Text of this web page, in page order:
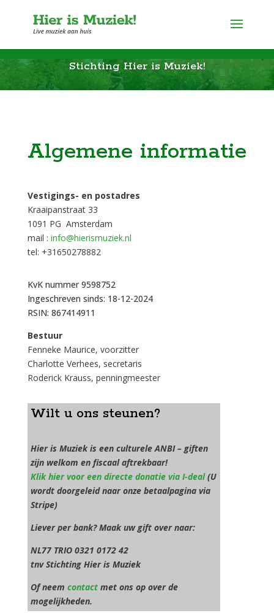
Stichting Hier is Muziek!
Algemene informatie
Vestigings- en postadres
Kraaipanstraat 33
1091 PG Amsterdam
mail : info@hierismuziek.nl
tel: +31650278882
KvK nummer 9598752
Ingeschreven sinds: 18-12-2024
RSIN: 867414911
Bestuur
Fenneke Maurice, voorzitter
Charlotte Verhees, secretaris
Roderick Krauss, penningmeester
Wilt u ons steunen?
Hier is Muziek is een culturele ANBI – giften
zijn welkom en fiscaal aftrekbaar!
Klik hier voor een directe donatie via I-deal(U
wordt doorgeleid naar onze betaalpagina via
Stripe)
Liever per bank? Maak uw gift over naar:
NL77 TRIO 0321 0172 42
tnv Stichting Hier is Muziek
Of neem contactmet ons op over de
mogelijkheden.